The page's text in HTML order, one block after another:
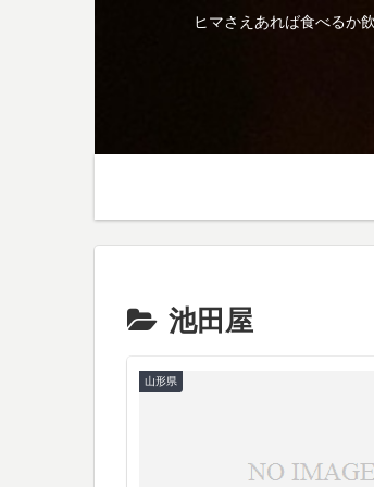
ヒマさえあれば食べるか
池田屋
山形県